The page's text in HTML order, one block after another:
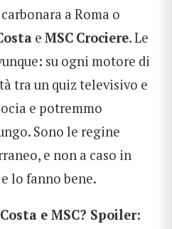
a Roma o
e MSC Crociere. Le
su ogni motore di
tra un quiz televisivo e
e potremmo
Sono le regine
e non a caso in
lo fanno bene.
e MSC? Spoiler: